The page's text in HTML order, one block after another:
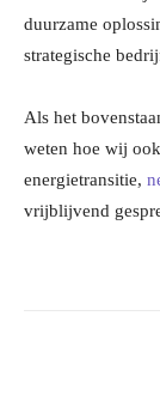
duurzame
strategische
Als het
weten hoe wij
energietransitie,
vrijblijvend